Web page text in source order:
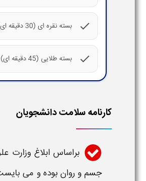
check بسته نقره ای (30 دقیقه ای) کارنامه سلامت جسم و روان دانشجویان ورودی جدید
check بسته طلایی (45 دقیقه ای) کارنامه سلامت جسم و روان دانشجویان ورودی جدید
کارنامه سلامت دانشجویان
براساس ابلاغ وزارت
جسمو روان بوده و می